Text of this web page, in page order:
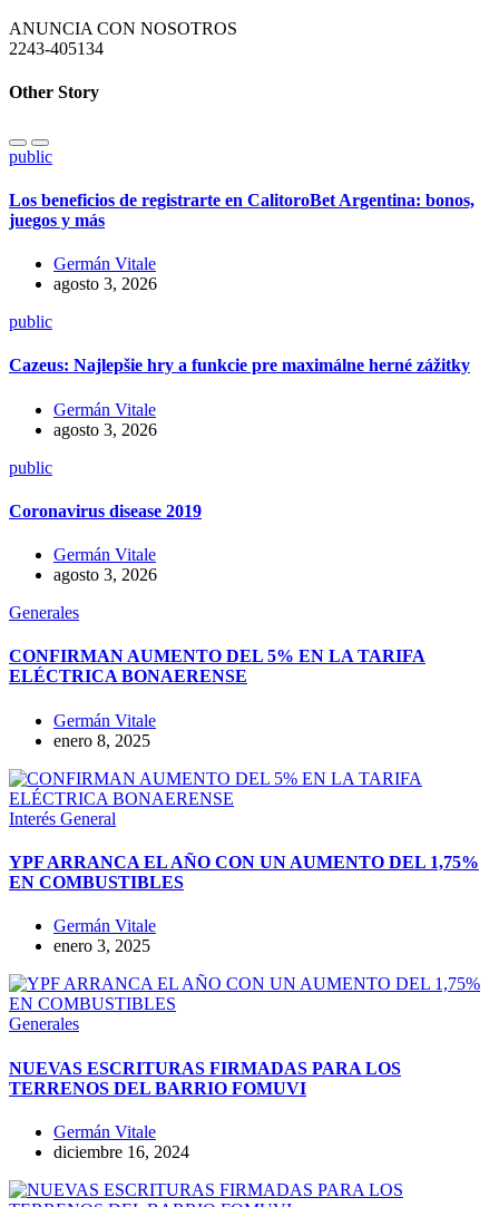
ANUNCIA CON NOSOTROS
2243-405134
Other Story
public
Los beneficios de registrarte en CalitoroBet Argentina: bonos,
juegos y más
Germán Vitale
agosto 3, 2026
public
Cazeus: Najlepšie hry a funkcie pre maximálne herné zážitky
Germán Vitale
agosto 3, 2026
public
Coronavirus disease 2019
Germán Vitale
agosto 3, 2026
Generales
CONFIRMAN AUMENTO DEL 5% EN LA TARIFA
ELÉCTRICA BONAERENSE
Germán Vitale
enero 8, 2025
Interés General
YPF ARRANCA EL AÑO CON UN AUMENTO DEL 1,75%
EN COMBUSTIBLES
Germán Vitale
enero 3, 2025
Generales
NUEVAS ESCRITURAS FIRMADAS PARA LOS
TERRENOS DEL BARRIO FOMUVI
Germán Vitale
diciembre 16, 2024